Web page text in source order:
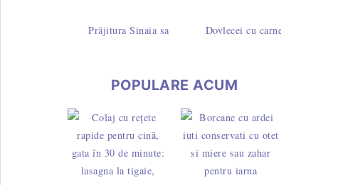
Prăjitura Sinaia sau Dunăreana cu pandișpan însiropat și
Dovlecei cu carne tocată de pui
POPULARE ACUM